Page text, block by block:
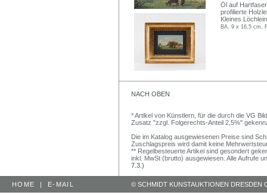
Öl auf
profilierte
Kleines
BA. 9 x 16,5 cm,
NACH OBEN
* Artikel von Künstlern, für die durch die VG
Zusatz "zzgl. Folgerechts-Anteil 2,5%"
Die im Katalog ausgewiesenen Preise sind
Zuschlagspreis wird damit keine
** Regelbesteuerte Artikel sind gesondert
inkl. MwSt (brutto) ausgewiesen. Alle Aufrufe
7.3.)
HOME | E-MAIL © SCHMIDT KUNSTAUKTIONEN DRESDEN